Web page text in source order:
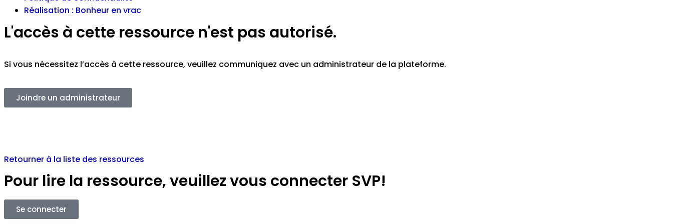
Réalisation : Bonheur en vrac
L'accès à cette ressource n'est pas autorisé.
Si vous nécessitez l’accès à cette ressource, veuillez communiquez avec un administrateur de la plateforme.
Joindre un administrateur
Retourner à la liste des ressources
Pour lire la ressource, veuillez vous connecter SVP!
Se connecter